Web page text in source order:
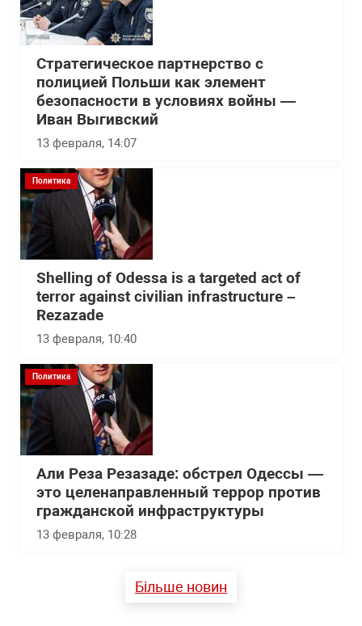
Стратегическое партнерство с
полицией Польши как элемент
безопасности в условиях войны —
Иван Выгивский
13 февраля, 14:07
Политика
Shelling of Odessa is a targeted act of
terror against civilian infrastructure –
Rezazade
13 февраля, 10:40
Политика
Али Реза Резазаде: обстрел Одессы —
это целенаправленный террор против
гражданской инфраструктуры
13 февраля, 10:28
Більше новин